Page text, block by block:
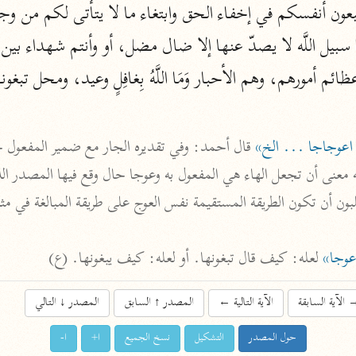
نحو ١١ مجلدًا
التسهيل لعلوم التنزيل
ابن جُزَيّ (٧٤١ هـ)
نحو ٣ مجلدات
موسوعات
روح المعاني
مفاتيح الغيب
فخر الدين الرازي (٦٠٦ هـ)
نحو ٢٤ مجلدًا
أمورهم، وهم الأحبار وَمَا اللَّهُ بِغافِلٍ وعيد، ومحل
اعوجاجا ... الخ»
لعله: كيف قال تبغونها. أو لعله: كيف يبغونها. (ع)
الآية السابقة الآية التالية ← المصدر↑السابق المصدر↓التالي
حول المصدر التشكيل نسخ الجميع ا+ ا-